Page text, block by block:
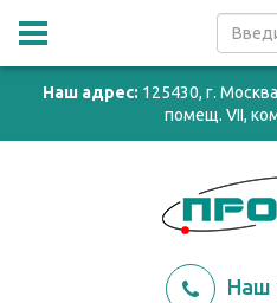
Наш адрес: 125430, г.
помещ. VII,
Наш